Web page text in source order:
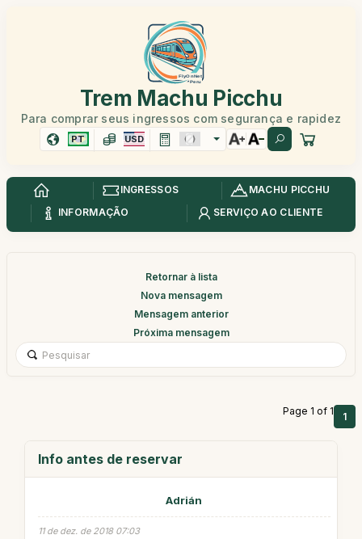
Trem Machu Picchu
Para comprar seus ingressos com segurança e rapidez
PT USD
INGRESSOS
MACHU PICCHU
INFORMAÇÃO
SERVIÇO AO CLIENTE
Retornar à lista
Nova mensagem
Mensagem anterior
Próxima mensagem
Page 1 of 1 1
Info antes de reservar
Adrián
11 de dez. de 2018 07:03